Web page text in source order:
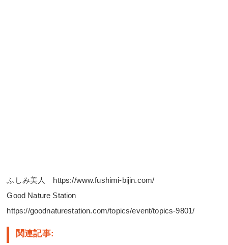
ふしみ美人 https://www.fushimi-bijin.com/
Good Nature Station
https://goodnaturestation.com/topics/event/topics-9801/
関連記事: